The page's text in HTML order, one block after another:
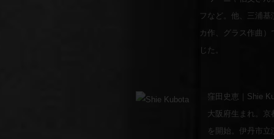
フなど。他、三浦
カ作、グラス作曲
じた。
窪田史恵｜Shie
大阪府生まれ。
を開始。伊丹市